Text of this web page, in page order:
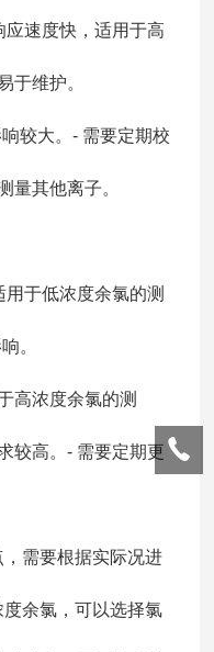
应速度快，适用于高
于维护。
较大。- 需要定期校
量其他离子。
于低浓度余氯的测
。
高浓度余氯的测
较高。- 需要定期更
需要根据实际况进
余氯，可以选择氯